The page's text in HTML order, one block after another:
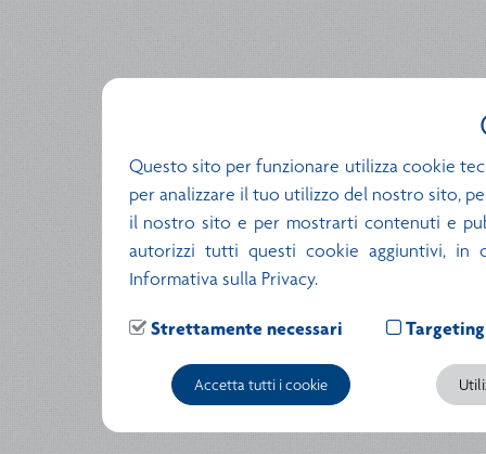
Questo sito per funzionare utilizza cookie
per analizzare il tuo utilizzo del nostro sito,
il nostro sito e per mostrarti contenuti e
autorizzi tutti questi cookie aggiuntivi, in
Informativa sulla Privacy.
Strettamente necessari Targeting
Accetta tutti i cookie